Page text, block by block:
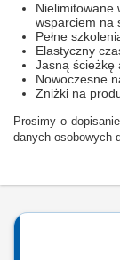
Nielimitowane
wsparciem na
Pełne
Elastyczny
Jasną ścieżkę
Nowoczesne
Zniżki na
Prosimy o
danych osobowych